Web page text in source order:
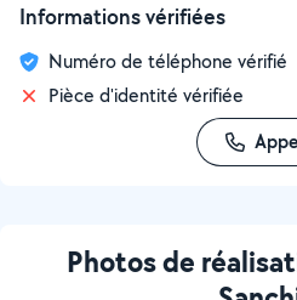
Informations vérifiées
Numéro de téléphone vérifié
Pièce d'identité vérifiée
Photos de